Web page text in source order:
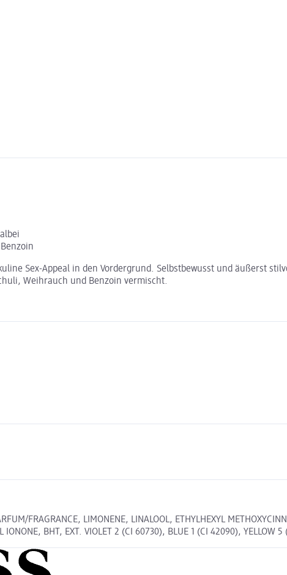
Sex-Appeal in den Vordergrund. Selbstbewusst und äußerst
Weihrauch und Benzoin vermischt.
FRAGRANCE, LIMONENE, LINALOOL, ETHYLHEXYL
IONONE, BHT, EXT. VIOLET 2 (CI 60730), BLUE 1 (CI 42090), YELLOW 5